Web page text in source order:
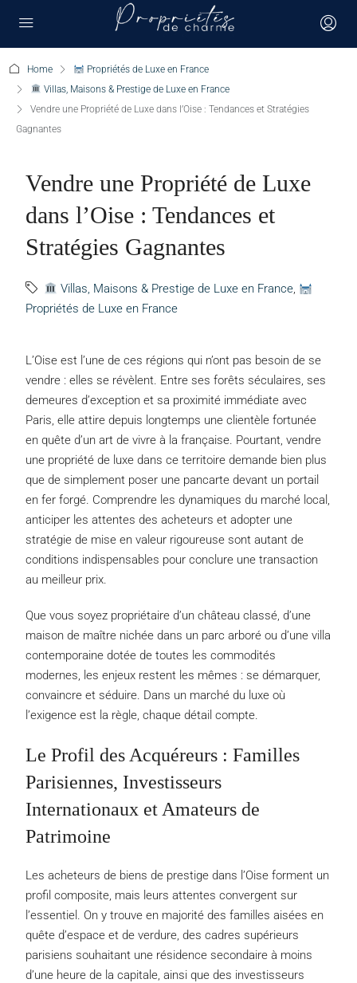
Home
Propriétés de Luxe en France
Villas, Maisons & Prestige de Luxe en France
Vendre une Propriété de Luxe dans l’Oise : Tendances et Stratégies
Gagnantes
Vendre une Propriété de Luxe
dans l’Oise : Tendances et
Stratégies Gagnantes
Villas, Maisons & Prestige de Luxe en France,
Propriétés de Luxe en France
L’Oise est l’une de ces régions qui n’ont pas besoin de se
vendre : elles se révèlent. Entre ses forêts séculaires, ses
demeures d’exception et sa proximité immédiate avec
Paris, elle attire depuis longtemps une clientèle fortunée
en quête d’un art de vivre à la française. Pourtant, vendre
une propriété de luxe dans ce territoire demande bien plus
que de simplement poser une pancarte devant un portail
en fer forgé. Comprendre les dynamiques du marché local,
anticiper les attentes des acheteurs et adopter une
stratégie de mise en valeur rigoureuse sont autant de
conditions indispensables pour conclure une transaction
au meilleur prix.
Que vous soyez propriétaire d’un château classé, d’une
maison de maître nichée dans un parc arboré ou d’une villa
contemporaine dotée de toutes les commodités
modernes, les enjeux restent les mêmes : se démarquer,
convaincre et séduire. Dans un marché du luxe où
l’exigence est la règle, chaque détail compte.
Le Profil des Acquéreurs : Familles
Parisiennes, Investisseurs
Internationaux et Amateurs de
Patrimoine
Les acheteurs de biens de prestige dans l’Oise forment un
profil composite, mais leurs attentes convergent sur
l’essentiel. On y trouve en majorité des familles aisées en
quête d’espace et de verdure, des cadres supérieurs
parisiens souhaitant une résidence secondaire à moins
d’une heure de la capitale, ainsi que des investisseurs